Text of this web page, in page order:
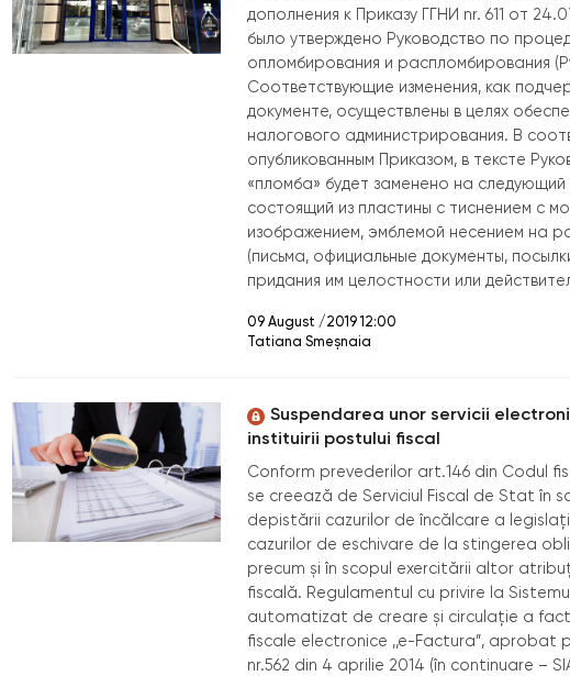
дополнения к Приказу ГГНИ nr. 611 от
было утверждено Руководство по
опломбирования и распломбирования
Соответствующие изменения, как
документе, осуществлены в целях
налогового администрирования. В
опубликованным Приказом, в тексте
«пломба» будет заменено на следующий
состоящий из пластины с тиснением с
изображением, эмблемой несением на
(письма, официальные документы,
придания им целостности или
09 August /2019 12:00
Tatiana Smeșnaia
Suspendarea unor servicii
instituirii postului fiscal
Conform prevederilor art.146 din Codul
se creează de Serviciul Fiscal de Stat în
depistării cazurilor de încălcare a
cazurilor de eschivare de la stingerea
precum şi în scopul exercitării altor
fiscală. Regulamentul cu privire la
automatizat de creare şi circulație a
fiscale electronice ,,e-Factura”, aprobat
nr.562 din 4 aprilie 2014 (în continuare –